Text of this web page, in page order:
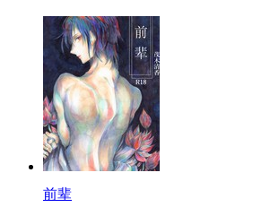
前辈